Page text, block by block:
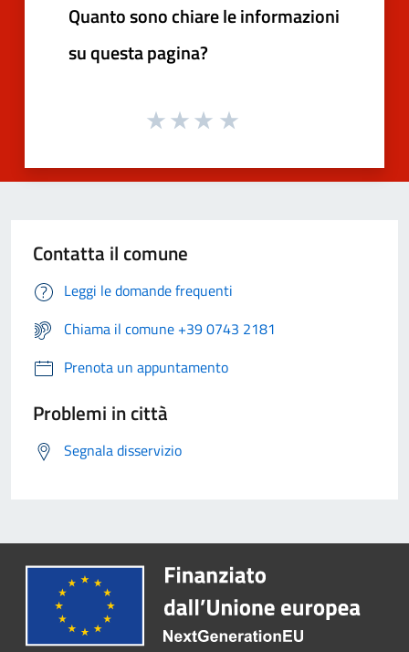
Quanto sono chiare le informazioni
su questa pagina?
Contatta il comune
Leggi le domande frequenti
Chiama il comune +39 0743 2181
Prenota un appuntamento
Problemi in città
Segnala disservizio